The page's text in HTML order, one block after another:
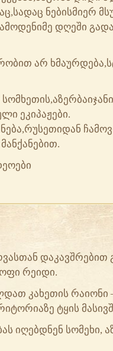
ნებისმიერ
დღეში
არ
ეკიპაჟები.
რეიდი.
კახეთის რაიონი
ტყის
იღებდნენ სომეხი,